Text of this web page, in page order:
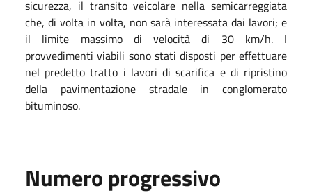
sicurezza, il transito veicolare nella semicarreggiata
che, di volta in volta, non sarà interessata dai lavori; e
il limite massimo di velocità di 30 km/h. I
provvedimenti viabili sono stati disposti per effettuare
nel predetto tratto i lavori di scarifica e di ripristino
della pavimentazione stradale in conglomerato
bituminoso.
Numero progressivo